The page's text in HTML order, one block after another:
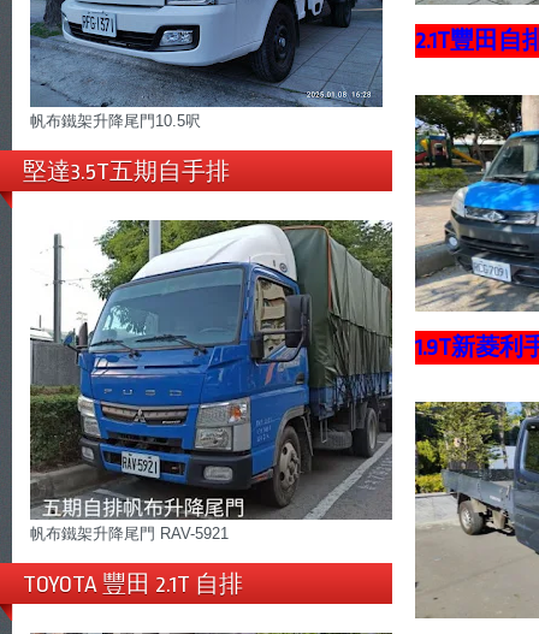
帆布鐵架升降尾門10.5呎
堅達3.5T五期自手排
帆布鐵架升降尾門 RAV-5921
TOYOTA 豐田 2.1T 自排
2.1T豐田自
1.9T新菱利